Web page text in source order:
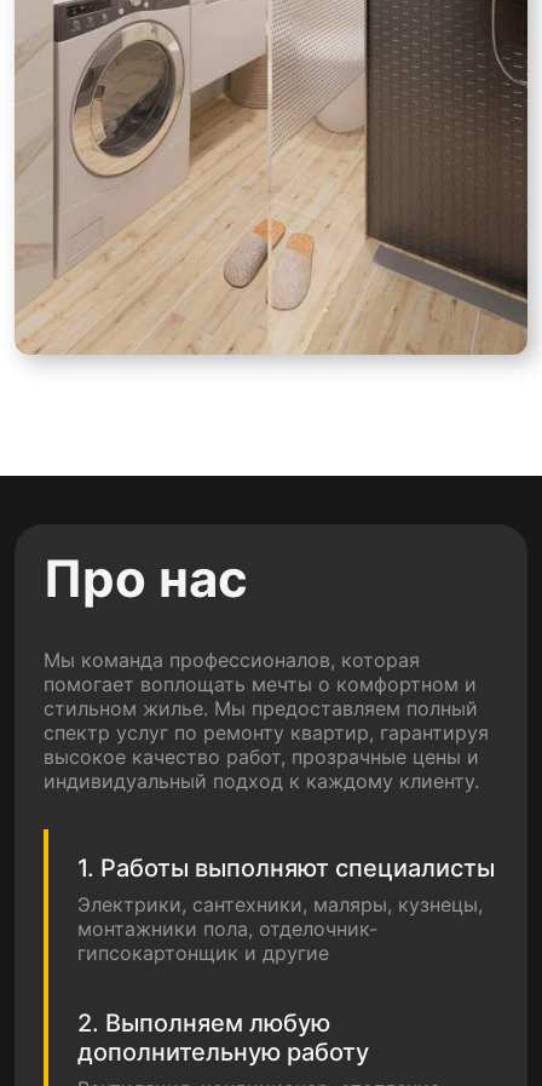
Про нас
Мы команда профессионалов, которая
помогает воплощать мечты о комфортном и
стильном жилье. Мы предоставляем полный
спектр услуг по ремонту квартир, гарантируя
высокое качество работ, прозрачные цены и
индивидуальный подход к каждому клиенту.
1. Работы выполняют специалисты
Электрики, сантехники, маляры, кузнецы,
монтажники пола, отделочник-
гипсокартонщик и другие
2. Выполняем любую
дополнительную работу